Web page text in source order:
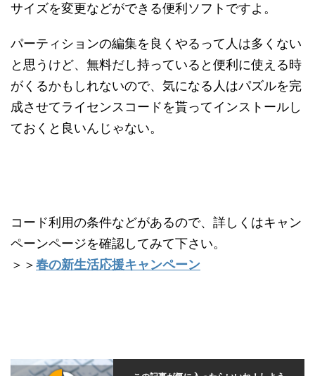
サイズを変更などができる便利ソフトですよ。
パーティションの編集を良くやるって人は多くない
と思うけど、無料だし持っていると便利に使える時
がくるかもしれないので、気になる人はパズルを完
成させてライセンスコードを貰ってインストールし
ておくと良いんじゃない。
コード利用の条件などがあるので、詳しくはキャン
ペーンページを確認してみて下さい。
＞＞ 春の新生活応援キャンペーン